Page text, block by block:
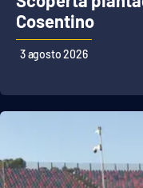
Cosentino
3 agosto 2026